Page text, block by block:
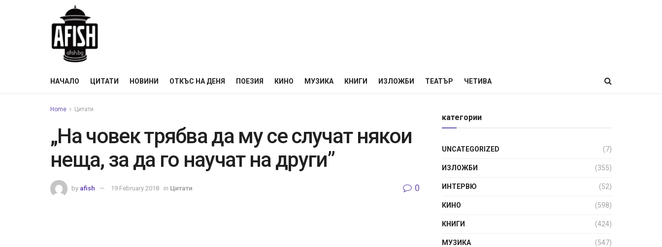
НАЧАЛО ЦИТАТИ НОВИНИ ОТКЪС НА ДЕНЯ ПОЕЗИЯ КИНО МУЗИКА КНИГИ ИЗЛОЖБИ ТЕАТЪР ЧЕТИВА
Home Цитати
„На човек трябва да му се случат някои
неща, за да го научат на други”
by afish 19 February 2018 in Цитати 0
категории
UNCATEGORIZED (7)
ИЗЛОЖБИ (355)
ИНТЕРВЮ (52)
КИНО (598)
КНИГИ (424)
МУЗИКА (547)